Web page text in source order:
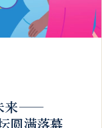
来——
圆满落幕